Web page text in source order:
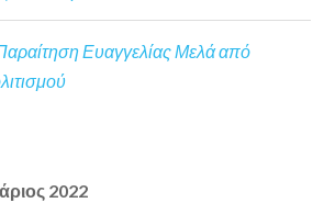
Ευαγγελίας Μελά από
2022